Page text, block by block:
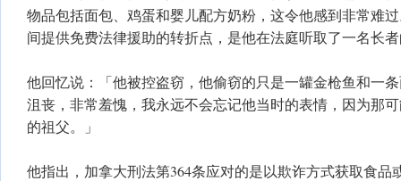
物品包括面包、鸡蛋和婴儿配方奶粉，这令他感到非常难
间提供免费法律援助的转折点，是他在法庭听取了一名长
他回忆说：「他被控盗窃，他偷窃的只是一罐金枪鱼和一
沮丧，非常羞愧，我永远不会忘记他当时的表情，因为那
的祖父。」
他指出，加拿大刑法第364条应对的是以欺诈方式获取食品